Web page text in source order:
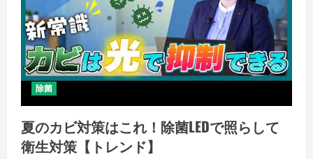
除菌
夏のカビ対策はこれ！除菌LEDで照らして
衛生対策【トレンド】